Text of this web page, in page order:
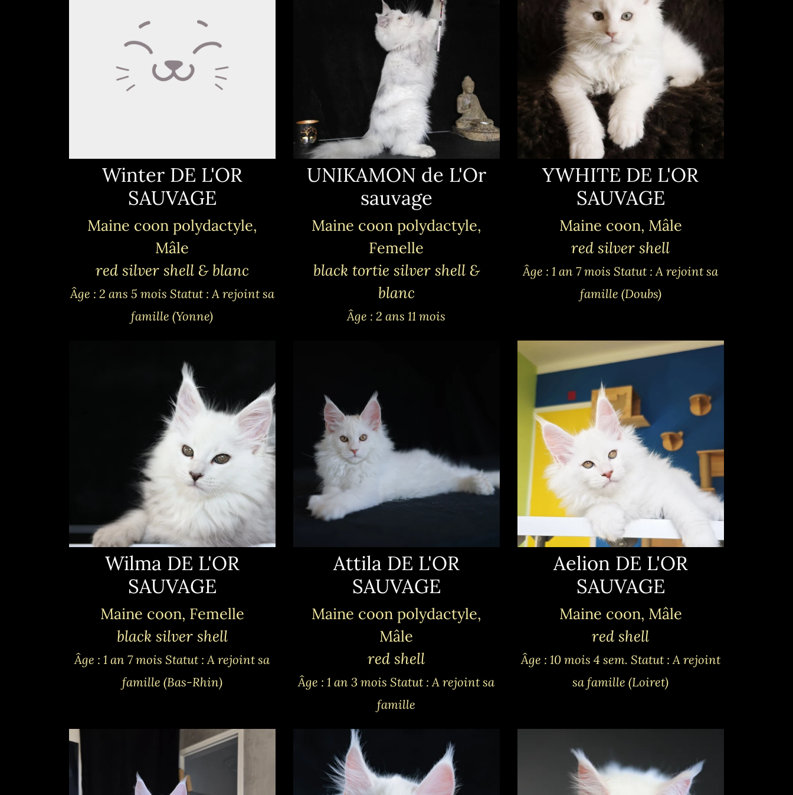
Winter DE L'OR
SAUVAGE
Maine coon polydactyle,
Mâle
red silver shell & blanc
Âge : 2 ans 5 mois Statut : A rejoint sa
famille (Yonne)
UNIKAMON de L'Or
sauvage
Maine coon polydactyle,
Femelle
black tortie silver shell &
blanc
Âge : 2 ans 11 mois
YWHITE DE L'OR
SAUVAGE
Maine coon, Mâle
red silver shell
Âge : 1 an 7 mois Statut : A rejoint sa
famille (Doubs)
Wilma DE L'OR
SAUVAGE
Maine coon, Femelle
black silver shell
Âge : 1 an 7 mois Statut : A rejoint sa
famille (Bas-Rhin)
Attila DE L'OR
SAUVAGE
Maine coon polydactyle,
Mâle
red shell
Âge : 1 an 3 mois Statut : A rejoint sa
famille
Aelion DE L'OR
SAUVAGE
Maine coon, Mâle
red shell
Âge : 10 mois 4 sem. Statut : A rejoint
sa famille (Loiret)